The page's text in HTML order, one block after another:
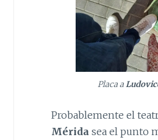
Placa a
Probablemente el
Mérida sea el punto